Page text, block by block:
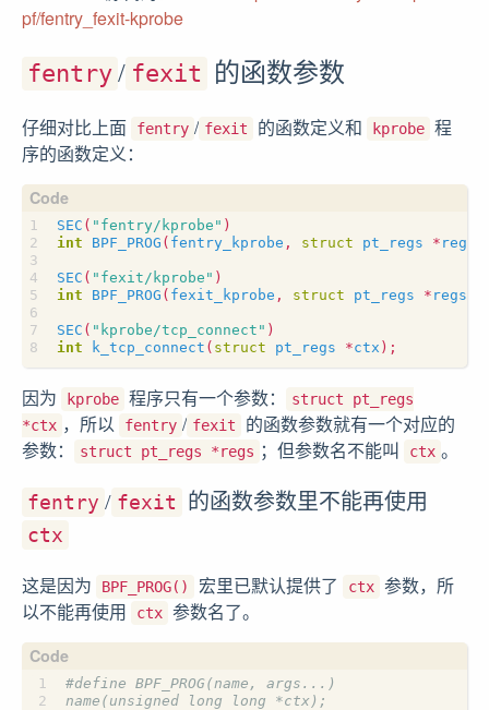
pf/fentry_fexit-kprobe
fentry / fexit 的函数参数
仔细对比上面 fentry / fexit 的函数定义和 kprobe 程
序的函数定义：
SEC ( "fentry/kprobe" )
int
BPF_PROG ( fentry_kprobe , struct pt_regs * regs
SEC ( "fexit/kprobe" )
int
BPF_PROG ( fexit_kprobe , struct pt_regs * regs
SEC ( "kprobe/tcp_connect" )
int
k_tcp_connect ( struct pt_regs *ctx );
因为 kprobe 程序只有一个参数：
struct pt_regs
*ctx ，所以 fentry / fexit
的函数参数就有一个对应的
参数：
struct pt_regs *regs ；但参数名不能叫 ctx 。
fentry / fexit 的函数参数里不能再使用
ctx
这是因为 BPF_PROG() 宏里已默认提供了 ctx 参数，所
以不能再使用
ctx 参数名了。